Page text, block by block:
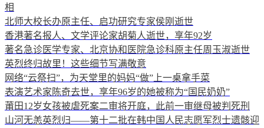
相
北师大校长办原主任、启功研究专家侯刚逝世
香港著名报人、文学评论家胡菊人逝世，享年92岁
著名急诊医学专家、北京协和医院急诊科原主任周玉淑逝世
英烈终归故里！这些细节写满敬意
网络“云祭扫”，为天堂里的妈妈“做”上一桌拿手菜
表演艺术家陈奇去世，享年96岁的她被称为“国民奶奶”
莆田12岁女孩被虐死案二审将开庭，此前一审继母被判死刑
山河无恙英烈归——第十二批在韩中国人民志愿军烈士遗骸迎